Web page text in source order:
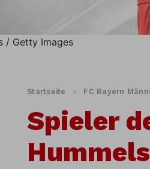
/ Getty Images
Startseite » FC Bayern
Spieler
Hummels